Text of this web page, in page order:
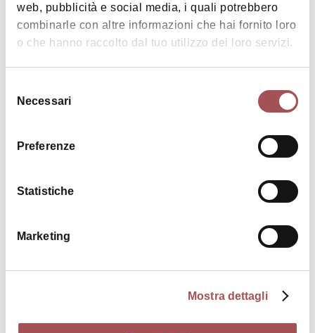
web, pubblicità e social media, i quali potrebbero
combinarle con altre informazioni che hai fornito loro
o che hanno raccolto dal tuo utilizzo dei loro servizi.
delNecessari
Preferenze
Statistiche
Marketing
Mostra dettagli
Leaflet |©OpenStreetMapcontributors © CARTO
Teatro comunale Cassero
40024 Castel San Pietro Terme